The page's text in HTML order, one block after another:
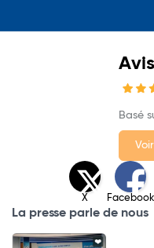
Basé
X Facebook
La presse parle de nous